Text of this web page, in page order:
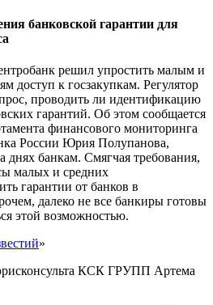
банковской гарантии для
решил упростить малым и
доступ к госзакупкам. Регулятор
проводить ли идентификацию
гарантий. Об этом сообщается
финансового мониторинга
России Юрия Полупанова,
днях банкам. Смягчая требования,
малых и средних
гарантии от банков в
далеко не все банкиры готовы
этой возможностью.
»
КСК ГРУПП Артема